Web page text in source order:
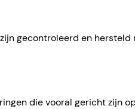
gecontroleerd en
die vooral gericht zijn